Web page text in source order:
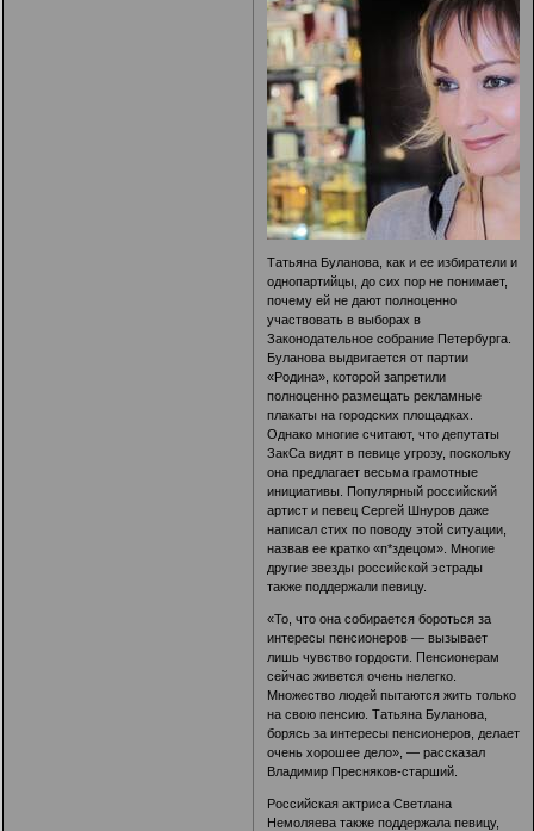
Татьяна Буланова, как и ее избиратели и
однопартийцы, до сих пор не понимает,
почему ей не дают полноценно
участвовать в выборах в
Законодательное собрание Петербурга.
Буланова выдвигается от партии
«Родина», которой запретили
полноценно размещать рекламные
плакаты на городских площадках.
Однако многие считают, что депутаты
ЗакСа видят в певице угрозу, поскольку
она предлагает весьма грамотные
инициативы. Популярный российский
артист и певец Сергей Шнуров даже
написал стих по поводу этой ситуации,
назвав ее кратко «п*здецом». Многие
другие звезды российской эстрады
также поддержали певицу.
«То, что она собирается бороться за
интересы пенсионеров — вызывает
лишь чувство гордости. Пенсионерам
сейчас живется очень нелегко.
Множество людей пытаются жить только
на свою пенсию. Татьяна Буланова,
борясь за интересы пенсионеров, делает
очень хорошее дело», — рассказал
Владимир Пресняков-старший.
Российская актриса Светлана
Немоляева также поддержала певицу,